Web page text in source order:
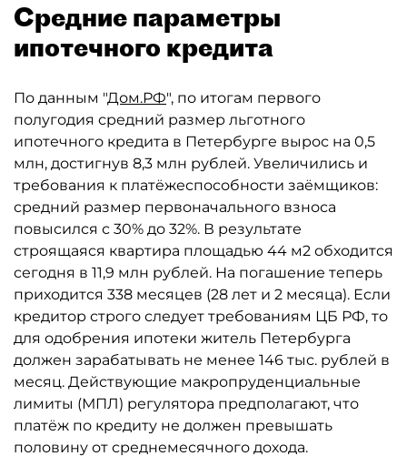
Средние параметры
ипотечного кредита
По данным "Дом.РФ", по итогам первого
полугодия средний размер льготного
ипотечного кредита в Петербурге вырос на 0,5
млн, достигнув 8,3 млн рублей. Увеличились и
требования к платёжеспособности заёмщиков:
средний размер первоначального взноса
повысился с 30% до 32%. В результате
строящаяся квартира площадью 44 м2 обходится
сегодня в 11,9 млн рублей. На погашение теперь
приходится 338 месяцев (28 лет и 2 месяца). Если
кредитор строго следует требованиям ЦБ РФ, то
для одобрения ипотеки житель Петербурга
должен зарабатывать не менее 146 тыс. рублей в
месяц. Действующие макропруденциальные
лимиты (МПЛ) регулятора предполагают, что
платёж по кредиту не должен превышать
половину от среднемесячного дохода.